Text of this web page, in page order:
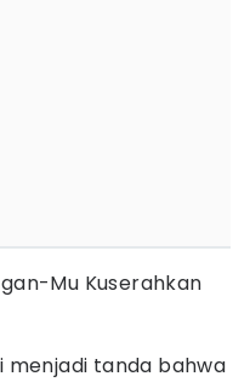
Mu Kuserahkan
menjadi tanda bahwa